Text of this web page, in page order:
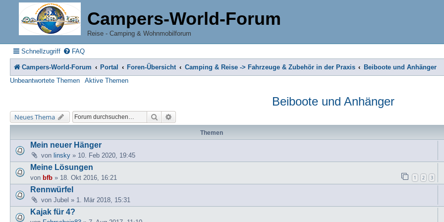
Campers-World-Forum
Reise - Camping & Wohnmobilforum
Schnellzugriff FAQ
Campers-World-Forum Portal Foren-Übersicht Camping & Reise -> Fahrzeuge & Zubehör in der Praxis
Beiboote und Anhänger
Unbeantwortete Themen
Aktive Themen
Beiboote und Anhänger
Neues Thema Suche
Themen
Mein neuer Hänger
von linsky » 10. Feb 2020, 19:45
Meine Lösungen
von bfb » 18. Okt 2016, 16:21 1 2 3
Rennwürfel
von Jubel » 1. Mär 2018, 15:31
Kajak für 4?